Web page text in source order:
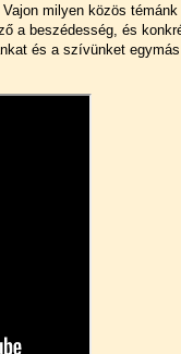
milyen közös témánk
a beszédesség, és
és a szívünket egymás